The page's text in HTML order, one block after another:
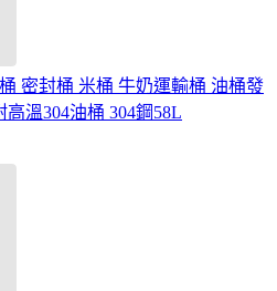
密封桶 米桶 牛奶運輸桶 油桶發
溫304油桶 304鋼58L